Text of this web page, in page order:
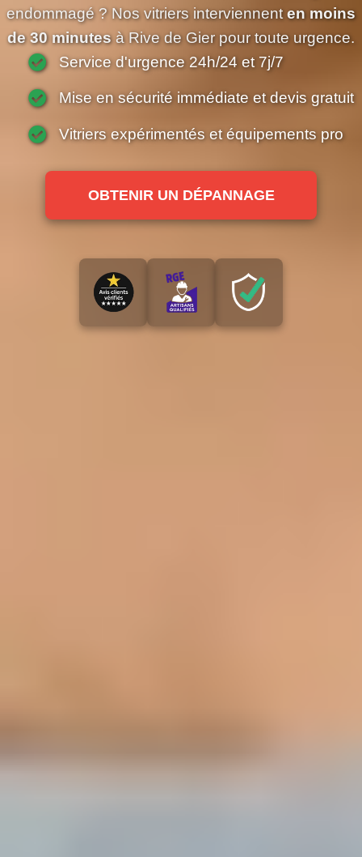
endommagé ? Nos vitriers interviennenten moins
de 30 minutesà Rive de Gier pour toute urgence.
Service d'urgence 24h/24 et 7j/7
Mise en sécurité immédiate et devis gratuit
Vitriers expérimentés et équipements pro
OBTENIR UN DÉPANNAGE